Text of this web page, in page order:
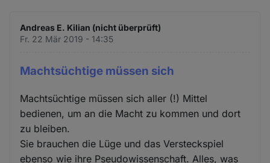
Andreas E. Kilian (nicht überprüft)
Fr. 22 Mär 2019 - 14:35
Machtsüchtige müssen sich
Machtsüchtige müssen sich aller (!) Mittel
bedienen, um an die Macht zu kommen und dort
zu bleiben.
Sie brauchen die Lüge und das Versteckspiel
ebenso wie ihre Pseudowissenschaft. Alles, was